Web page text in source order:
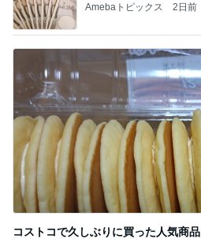
Amebaトピックス 2日前
コストコで久しぶりに買った人気商品